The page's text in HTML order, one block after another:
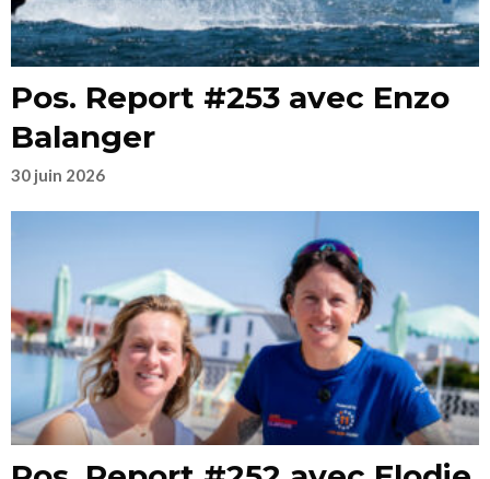
Pos. Report #253 avec Enzo
Balanger
30 juin 2026